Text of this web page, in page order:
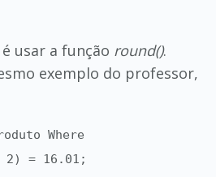
usar a função round().
exemplo do professor,
Where
2) = 16.01;